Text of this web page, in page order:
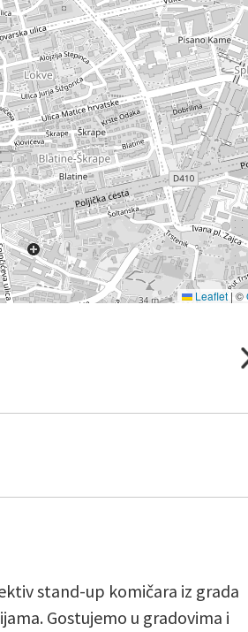
Leaflet | ©
stand-up komičara iz grada
Gostujemo u gradovima i